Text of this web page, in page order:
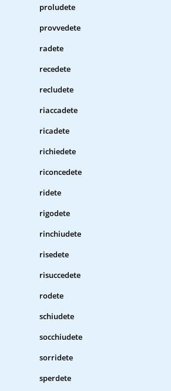
proludete
provvedete
radete
recedete
recludete
riaccadete
ricadete
richiedete
riconcedete
ridete
rigodete
rinchiudete
risedete
risuccedete
rodete
schiudete
socchiudete
sorridete
sperdete